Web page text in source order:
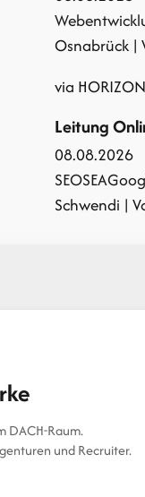
Osnabrück |
via
Leitung
08.08.2026
SEOSEA
Schwendi |
DACH-Raum.
und Recruiter.